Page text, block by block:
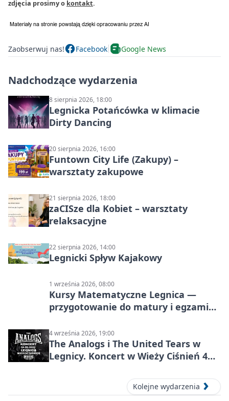
zdjęcia prosimy o kontakt.
Zaobserwuj nas! Facebook Google News
Nadchodzące wydarzenia
8 sierpnia 2026, 18:00
Legnicka Potańcówka w klimacie
Dirty Dancing
20 sierpnia 2026, 16:00
Funtown City Life (Zakupy) –
warsztaty zakupowe
21 sierpnia 2026, 18:00
zaCISze dla Kobiet – warsztaty
relaksacyjne
22 sierpnia 2026, 14:00
Legnicki Spływ Kajakowy
1 września 2026, 08:00
Kursy Matematyczne Legnica —
przygotowanie do matury i egzaminu
4 września 2026, 19:00
The Analogs i The United Tears w
Legnicy. Koncert w Wieży Ciśnień 4
Kolejne wydarzenia